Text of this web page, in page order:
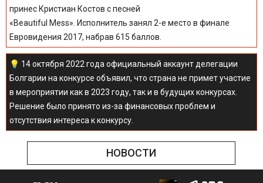
принес Кристиан Костов с песней
«Beautiful Mess». Исполнитель занял 2-е место в финале
Евровидения 2017, набрав 615 баллов.
💡 14 октября 2022 года официальный аккаунт делегации
Болгарии на конкурсе объявил, что страна не примет участие
в мероприятии как в 2023 году, так и в будущих конкурсах.
Решение было принято из-за финансовых проблем и
отсутствия интереса к конкурсу.
НОВОСТИ